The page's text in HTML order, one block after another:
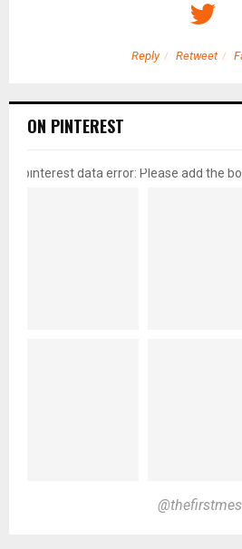
Reply Retweet
ON PINTEREST
pinterest data error: Please add the